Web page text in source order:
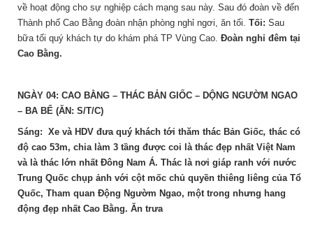
về hoạt động cho sự nghiệp cách mạng sau này. Sau đó đoàn về đến
Thành phố Cao Bằng đoàn nhận phòng nghỉ ngơi, ăn tối. Tối: Sau
bữa tối quý khách tự do khám phá TP Vùng Cao. Đoàn nghỉ đêm tại
Cao Bằng.
NGÀY 04: CAO BẰNG – THÁC BẢN GIỐC – DỘNG NGƯỜM NGAO
– BA BỂ (ĂN: S/T/C)
Sáng: Xe và HDV đưa quý khách tới thăm thác Bản Giốc, thác có
độ cao 53m, chia làm 3 tầng được coi là thác đẹp nhất Việt Nam
và là thác lớn nhất Đông Nam Á. Thác là nơi giáp ranh với nước
Trung Quốc chụp ảnh với cột mốc chủ quyền thiêng liêng của Tổ
Quốc, Tham quan Động Ngườm Ngao, một trong nhưng hang
động đẹp nhất Cao Bằng. Ăn trưa